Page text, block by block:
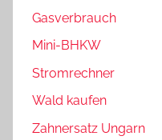
Gasverbrauch
Mini-BHKW
Stromrechner
Wald kaufen
Zahnersatz Ungarn